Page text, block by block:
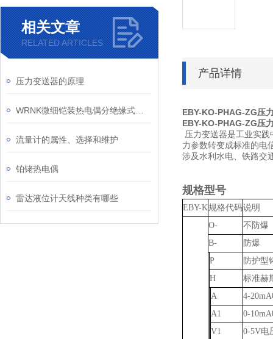
相关文章
RELATED ARTICLES
压力变送器的原理
流量计的属性、选择和维护
铂铑热电偶
雷达液位计天线种类有哪些
产品详情
EBY-KO-PHAG-ZG压
EBY-KO-PHAG-ZG压
压力变送器是工业实
力参数转变成标准的电
涉及水利水电、铁路交
规格型号
EBY-K规格代码说明
O-
不防爆
B-
防爆
P
防护型
H
标准赫
A
4-
A1
0-
V1
0-5V电